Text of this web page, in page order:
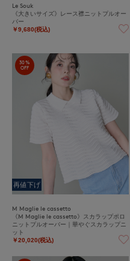
Le Souk
《大きいサイズ》レース襟ニットプルオー
バー
￥9,680(税込)
30%
OFF
再値下げ
M Maglie le cassetto
《M Maglie le cassetto》スカラップポロ
ニットプルオーバー｜華やぐスカラップニ
ット
￥20,020(税込)